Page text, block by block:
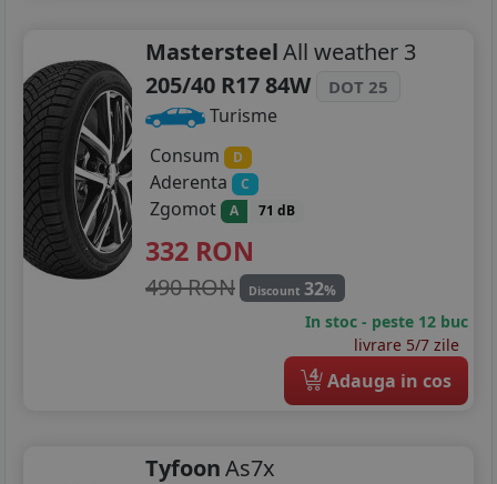
MastersteelAll weather 3
205/40 R17 84W
DOT 25
Turisme
Consum
D
Aderenta C
Zgomot A 71 dB
332 RON
490 RON Discount 32%
In stoc - peste 12 buc
livrare 5/7 zile
4 Adauga in cos
TyfoonAs7x